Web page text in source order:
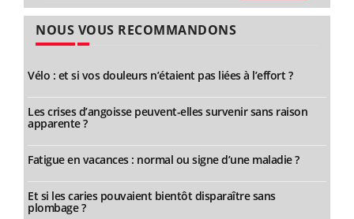
NOUS VOUS RECOMMANDONS
Vélo : et si vos douleurs n’étaient pas liées à l’effort ?
Les crises d’angoisse peuvent-elles survenir sans raison
apparente ?
Fatigue en vacances : normal ou signe d’une maladie ?
Et si les caries pouvaient bientôt disparaître sans
plombage ?